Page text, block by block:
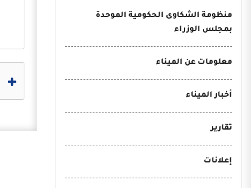
منظومة الشكاوى الحكومية الموحدة
بمجلس الوزراء
معلومات عن الميناء
أخبار الميناء
تقارير
إعلانات